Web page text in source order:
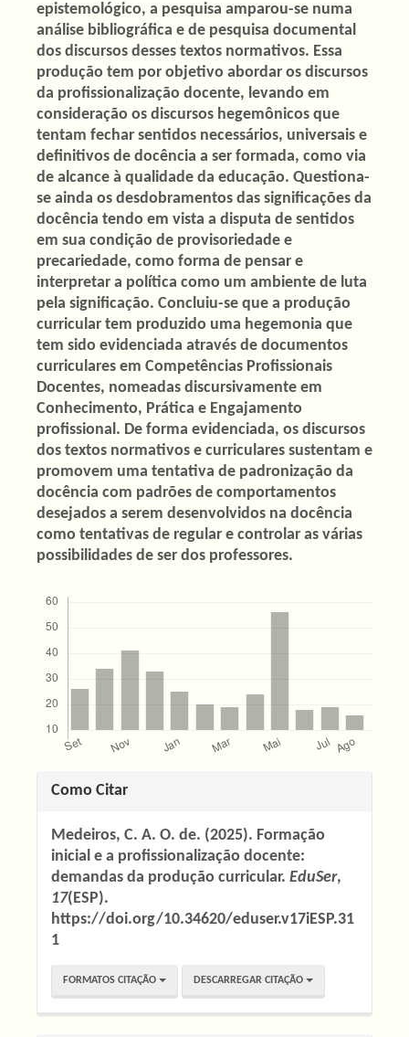
epistemológico, a pesquisa amparou-se numa
análise bibliográfica e de pesquisa documental
dos discursos desses textos normativos. Essa
produção tem por objetivo abordar os discursos
da profissionalização docente, levando em
consideração os discursos hegemônicos que
tentam fechar sentidos necessários, universais e
definitivos de docência a ser formada, como via
de alcance à qualidade da educação. Questiona-
se ainda os desdobramentos das significações da
docência tendo em vista a disputa de sentidos
em sua condição de provisoriedade e
precariedade, como forma de pensar e
interpretar a política como um ambiente de luta
pela significação. Concluiu-se que a produção
curricular tem produzido uma hegemonia que
tem sido evidenciada através de documentos
curriculares em Competências Profissionais
Docentes, nomeadas discursivamente em
Conhecimento, Prática e Engajamento
profissional. De forma evidenciada, os discursos
dos textos normativos e curriculares sustentam e
promovem uma tentativa de padronização da
docência com padrões de comportamentos
desejados a serem desenvolvidos na docência
como tentativas de regular e controlar as várias
possibilidades de ser dos professores.
Detalhes
artigo
Como Citar
Medeiros, C. A. O. de. (2025). Formação
inicial e a profissionalização docente:
demandas da produção curricular. EduSer,
17(ESP).
https://doi.org/10.34620/eduser.v17iESP.31
1
FORMATOS CITAÇÃO DESCARREGAR CITAÇÃO